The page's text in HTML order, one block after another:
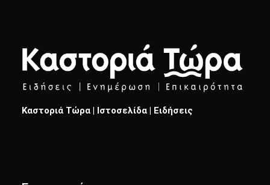
Καστοριά Τώρα | Ιστοσελίδα | Ειδήσεις